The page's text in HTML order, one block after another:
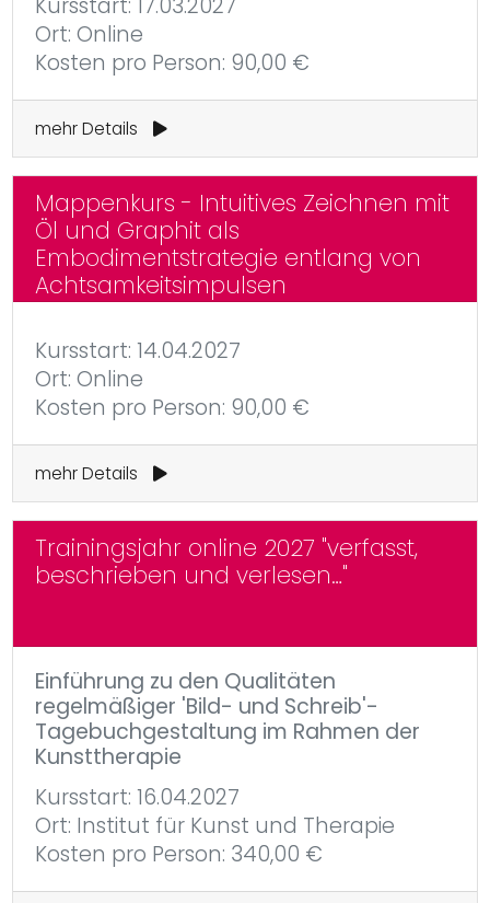
Ort: Online
Kosten pro Person: 90,00 €
mehr Details
Mappenkurs - Intuitives Zeichnen mit
Öl und Graphit als
Embodimentstrategie entlang von
Achtsamkeitsimpulsen
Kursstart: 14.04.2027
Ort: Online
Kosten pro Person: 90,00 €
mehr Details
Trainingsjahr online 2027 "verfasst,
beschrieben und verlesen…"
Einführung zu den Qualitäten
regelmäßiger 'Bild- und Schreib'-
Tagebuchgestaltung im Rahmen der
Kunsttherapie
Kursstart: 16.04.2027
Ort: Institut für Kunst und Therapie
Kosten pro Person: 340,00 €